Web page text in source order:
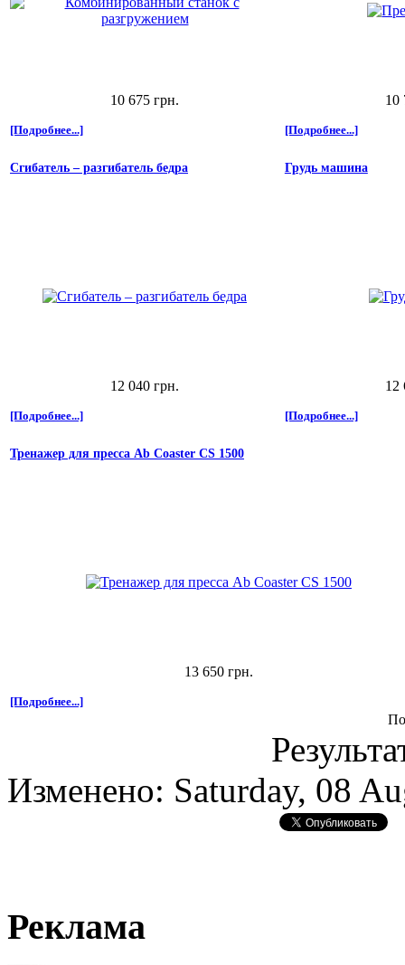
10 675 грн.
[Подробнее...]
10
[Подробнее...]
Сгибатель – разгибатель бедра
12 040 грн.
[Подробнее...]
Грудь машина
12
[Подробнее...]
Тренажер для пресса Ab Coaster CS 1500
13 650 грн.
[Подробнее...]
Изменено: Saturday, 08
Реклама